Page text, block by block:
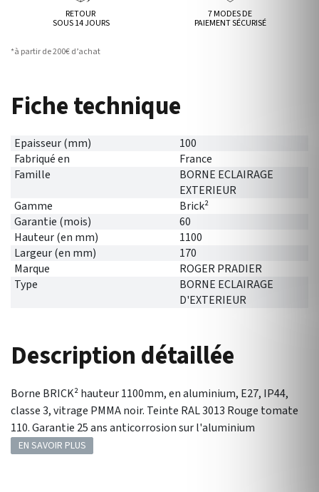
RETOUR
SOUS 14 JOURS
7 MODES DE
PAIEMENT SÉCURISÉ
*à partir de 200€ d’achat
Fiche technique
Epaisseur (mm)
100
Fabriqué en
France
Famille
BORNE ECLAIRAGE
EXTERIEUR
Gamme
Brick²
Garantie (mois)
60
Hauteur (en mm)
1100
Largeur (en mm)
170
Marque
ROGER PRADIER
Type
BORNE ECLAIRAGE
D'EXTERIEUR
Description détaillée
Borne BRICK² hauteur 1100mm, en aluminium, E27, IP44,
classe 3, vitrage PMMA noir. Teinte RAL 3013 Rouge tomate
110. Garantie 25 ans anticorrosion sur l'aluminium
EN SAVOIR PLUS